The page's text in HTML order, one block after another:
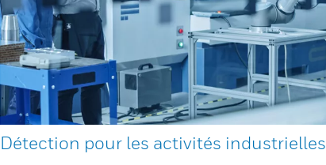
Détection pour les activités industrielles